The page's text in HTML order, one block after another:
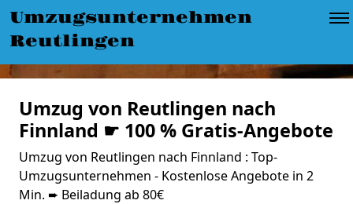
Umzugsunternehmen
Reutlingen
Umzug von Reutlingen nach
Finnland ☛ 100 % Gratis-Angebote
Umzug von Reutlingen nach Finnland : Top-
Umzugsunternehmen - Kostenlose Angebote in 2
Min. ➨ Beiladung ab 80€